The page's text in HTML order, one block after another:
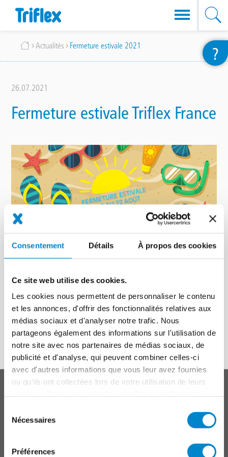
Consentement Détails À propos des cookies
Ce site web utilise des cookies.
Les cookies nous permettent de personnaliser le contenu
et les annonces, d'offrir des fonctionnalités relatives aux
médias sociaux et d'analyser notre trafic. Nous
partageons également des informations sur l'utilisation de
notre site avec nos partenaires de médias sociaux, de
publicité et d'analyse, qui peuvent combiner celles-ci
avec d'autres informations que vous leur avez fournies
ou qu'ils ont collectées lors de votre utilisation de leurs
Nécessaires
Préférences
contenu
Fil
d'Ariane
Actualités Fermeture estivale 2021
26.07.2021
Fermeture estivale Triflex France
L'entreprise Triflex France sera fermée du7 au 22 août 2021
opérationnels tout l'étéet vous assureront des expéditions
dans les délais habituels.
Toute l’équipe vous souhaite un bel été !
?
En haut
Main
footer
SYSTÈMES
Balcons, Terrasses, Coursives
Parkings